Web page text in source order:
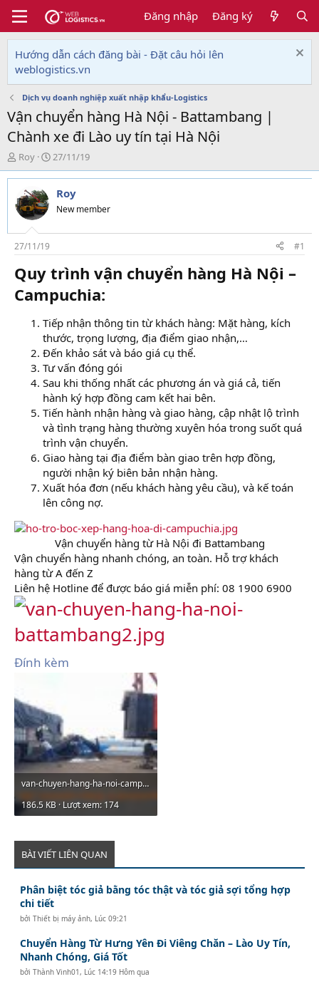
Đăng nhập Đăng ký
Hướng dẫn cách đăng bài - Đặt câu hỏi lên
weblogistics.vn
Dịch vụ doanh nghiệp xuất nhập khẩu-Logistics
Vận chuyển hàng Hà Nội - Battambang |
Chành xe đi Lào uy tín tại Hà Nội
T
h
r
e
a
d
s
t
a
r
t
e
Roy
N
g
à
g
i
27/11/19
Roy
New member
27/11/19 #1
Quy trình vận chuyển hàng Hà Nội –
Campuchia:
Tiếp nhận thông tin từ khách hàng: Mặt hàng, kích
thước, trọng lượng, địa điểm giao nhận,…
Đến khảo sát và báo giá cụ thể.
Tư vấn đóng gói
Sau khi thống nhất các phương án và giá cả, tiến
hành ký hợp đồng cam kết hai bên.
Tiến hành nhận hàng và giao hàng, cập nhật lộ trình
và tình trạng hàng thường xuyên hóa trong suốt quá
trình vận chuyển.
Giao hàng tại địa điểm bàn giao trên hợp đồng,
người nhận ký biên bản nhận hàng.
Xuất hóa đơn (nếu khách hàng yêu cầu), và kế toán
lên công nợ.
Vận chuyển hàng từ Hà Nội đi Battambang​
Vận chuyển hàng nhanh chóng, an toàn. Hỗ trợ khách
hàng từ A đến Z
Liên hệ Hotline để được báo giá miễn phí: 08 1900 6900
Đính kèm
van-chuyen-hang-ha-noi-campuchia.jpg
186.5 KB · Lượt xem: 174
BÀI VIẾT LIÊN QUAN
Phân biệt tóc giả bằng tóc thật và tóc giả sợi tổng hợp
chi tiết
bởiThiết bị máy ảnh, Lúc 09:21
Chuyển Hàng Từ Hưng Yên Đi Viêng Chăn – Lào Uy Tín,
Nhanh Chóng, Giá Tốt
bởiThành Vinh01, Lúc 14:19 Hôm qua